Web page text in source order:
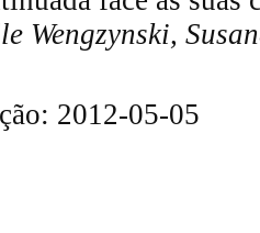
Wengzynski,
2012-05-05